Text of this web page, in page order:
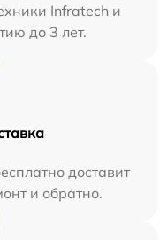
Infratech и
до 3 лет.
доставит
и обратно.